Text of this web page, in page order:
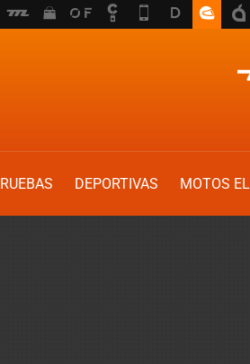
DEPORTIVAS MOTOS